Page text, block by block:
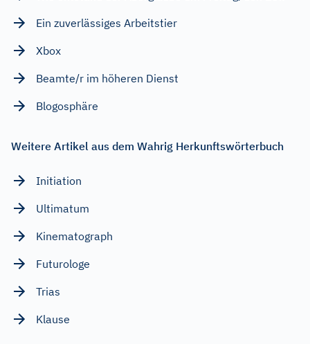
Ein zuverlässiges Arbeitstier
Xbox
Beamte/r im höheren Dienst
Blogosphäre
Weitere Artikel aus dem Wahrig Herkunftswörterbuch
Initiation
Ultimatum
Kinematograph
Futurologe
Trias
Klause